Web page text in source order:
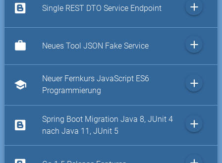
Single REST DTO Service Endpoint add
work Neues Tool JSON Fake Service add
school
Neuer Fernkurs JavaScript ES6
Programmierung
add
Spring Boot Migration Java 8, JUnit 4
nach Java 11, JUnit 5
add